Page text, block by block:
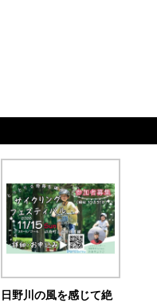
日野川の風を感じて絶